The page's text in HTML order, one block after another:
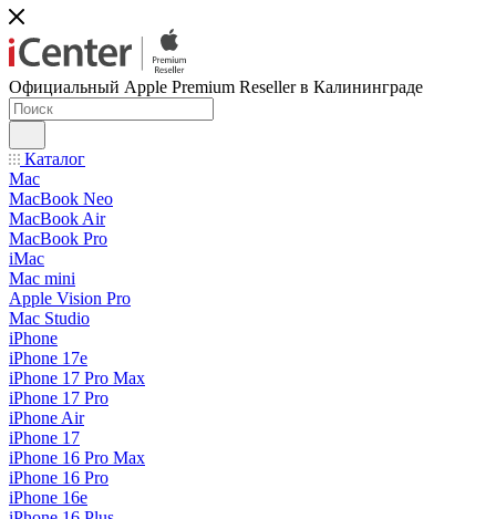
Официальный Apple Premium Reseller в Калининграде
Каталог
Mac
MacBook Neo
MacBook Air
MacBook Pro
iMac
Mac mini
Apple Vision Pro
Mac Studio
iPhone
iPhone 17e
iPhone 17 Pro Max
iPhone 17 Pro
iPhone Air
iPhone 17
iPhone 16 Pro Max
iPhone 16 Pro
iPhone 16e